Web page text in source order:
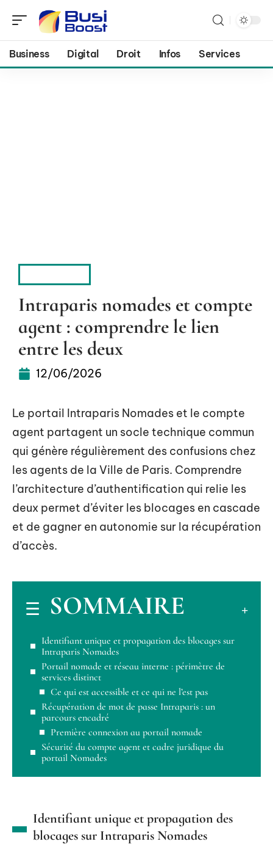
Business Digital Droit Infos Services
Intraparis nomades et compte
agent : comprendre le lien
entre les deux
12/06/2026
Le portail Intraparis Nomades et le compte
agent partagent un socle technique commun
qui génère régulièrement des confusions chez
les agents de la Ville de Paris. Comprendre
l’architecture d’authentification qui relie les
deux permet d’éviter les blocages en cascade
et de gagner en autonomie sur la récupération
d’accès.
SOMMAIRE
Identifiant unique et propagation des blocages sur
Intraparis Nomades
Portail nomade et réseau interne : périmètre de
services distinct
Ce qui est accessible et ce qui ne l’est pas
Récupération de mot de passe Intraparis : un
parcours encadré
Première connexion au portail nomade
Sécurité du compte agent et cadre juridique du
portail Nomades
Identifiant unique et propagation des
blocages sur Intraparis Nomades